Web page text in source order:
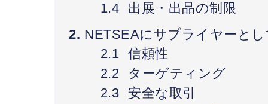
出展・出品の制限
NETSEAにサプライヤーと
信頼性
ターゲティング
安全な取引